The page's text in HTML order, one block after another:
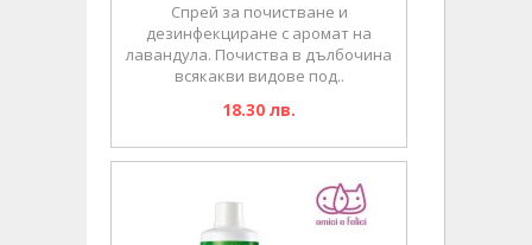
Спрей за почистване и
дезинфекциране с аромат на
лавандула. Почиства в дълбочина
всякакви видове под..
18.30 лв.